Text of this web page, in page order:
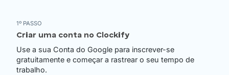
1º PASSO
Criar uma conta no Clockify
Use a sua Conta do Google para inscrever-se
gratuitamente e começar a rastrear o seu tempo de
trabalho.